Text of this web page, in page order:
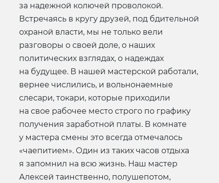
за надежной колючей проволокой.
Встречаясь в кругу друзей, под бдительной
охраной власти, мы не только вели
разговоры о своей доле, о наших
политических взглядах, о надеждах
на будущее. В нашей мастерской работали,
вернее числились, и вольнонаемные
слесари, токари, которые приходили
на свое рабочее место строго по графику
получения заработной платы. В комнате
у мастера смены это всегда отмечалось
«чаепитием». Один из таких часов отдыха
я запомнил на всю жизнь. Наш мастер
Алексей таинственно, полушепотом,